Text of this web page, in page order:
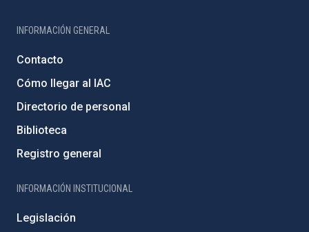
INFORMACIÓN GENERAL
Contacto
Cómo llegar al IAC
Directorio de personal
Biblioteca
Registro general
INFORMACIÓN INSTITUCIONAL
Legislación